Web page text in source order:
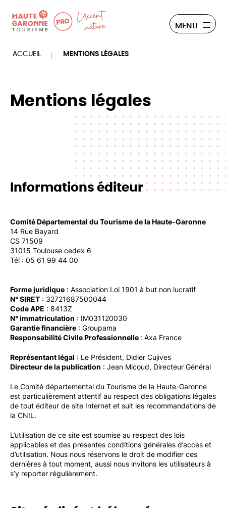
PRO MENU
ACCUEIL MENTIONS LÉGALES
Mentions légales
Informations éditeur
Comité Départemental du Tourisme de la Haute-Garonne
14 Rue Bayard
CS 71509
31015 Toulouse cedex 6
Tél : 05 61 99 44 00
Forme juridique : Association Loi 1901 à but non lucratif
N° SIRET : 32721687500044
Code APE : 8413Z
N° immatriculation : IM031120030
Garantie financière : Groupama
Responsabilité Civile Professionnelle : Axa France
Représentant légal : Le Président, Didier Cujives
Directeur de la publication : Jean Micoud, Directeur Général
Le Comité départemental du Tourisme de la Haute-Garonne
est particulièrement attentif au respect des obligations légales
de tout éditeur de site Internet et suit les recommandations de
la CNIL.
L’utilisation de ce site est soumise au respect des lois
applicables et des présentes conditions générales d’accès et
d’utilisation. Nous nous réservons le droit de modifier ces
dernières à tout moment, aussi nous invitons les utilisateurs à
s’y reporter régulièrement.